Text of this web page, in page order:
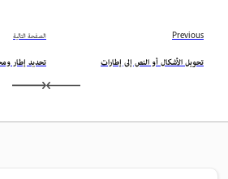
Previous
تحويل الأشكال أو النص إلى إطارات
الصفحة التالية
تحديد إطار